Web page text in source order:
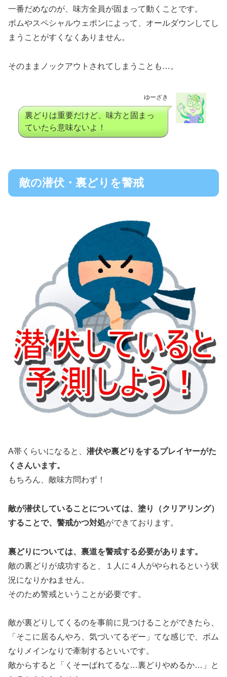
一番だめなのが、味方全員が固まって動くことです。
ボムやスペシャルウェポンによって、オールダウンしてし
まうことがすくなくありません。
そのままノックアウトされてしまうことも…。
ゆーざき
裏どりは重要だけど、味方と固まっ
ていたら意味ないよ！
敵の潜伏・裏どりを警戒
A帯くらいになると、 潜伏や裏どりをするプレイヤーがた
くさんいます。
もちろん、敵味方問わず！
敵が潜伏していることについては、塗り（クリアリング）
することで、警戒かつ対処ができております。
裏どりについては、裏道を警戒する必要があります。
敵の裏どりが成功すると、１人に４人がやられるという状
況になりかねません。
そのため警戒ということが必要です。
敵が裏どりしてくるのを事前に見つけることができたら、
「そこに居るんやろ、気づいてるぞー」てな感じで、ボム
なりメインなりで牽制するといいです。
敵からすると「くそーばれてるな…裏どりやめるか…」と